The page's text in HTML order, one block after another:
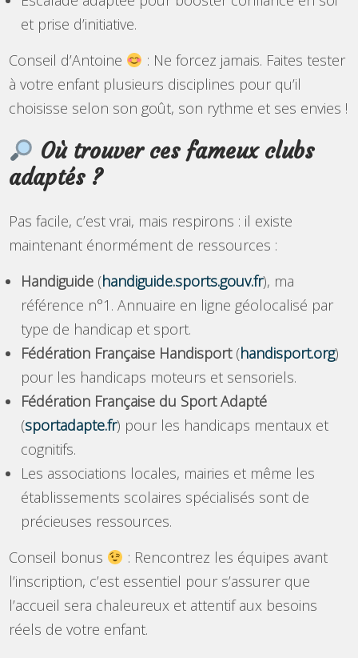
et prise d’initiative.
Conseil d’Antoine
: Ne forcez jamais. Faites tester
à votre enfant plusieurs disciplines pour qu’il
choisisse selon son goût, son rythme et ses envies !
Où trouver ces fameux clubs
adaptés ?
Pas facile, c’est vrai, mais respirons : il existe
maintenant énormément de ressources :
Handiguide (handiguide.sports.gouv.fr), ma
référence n°1. Annuaire en ligne géolocalisé par
type de handicap et sport.
Fédération Française Handisport(handisport.org)
pour les handicaps moteurs et sensoriels.
Fédération Française du Sport Adapté
(sportadapte.fr) pour les handicaps mentaux et
cognitifs.
Les associations locales, mairies et même les
établissements scolaires spécialisés sont de
précieuses ressources.
Conseil bonus
: Rencontrez les équipes avant
l’inscription, c’est essentiel pour s’assurer que
l’accueil sera chaleureux et attentif aux besoins
réels de votre enfant.